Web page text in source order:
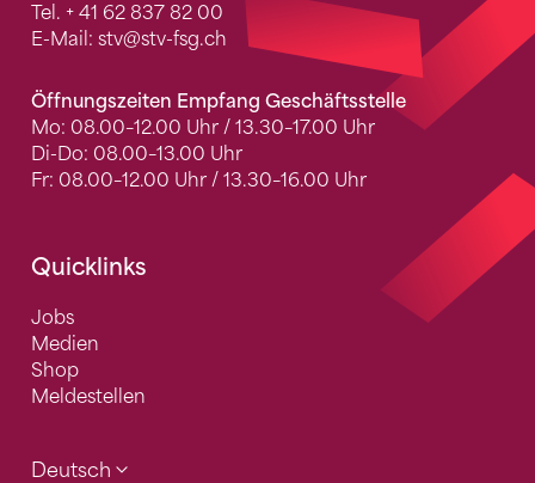
Tel. + 41 62 837 82 00
E-Mail: stv@stv-fsg.ch
Öffnungszeiten Empfang Geschäftsstelle
Mo: 08.00–12.00 Uhr / 13.30–17.00 Uhr
Di-Do: 08.00–13.00 Uhr
Fr: 08.00–12.00 Uhr / 13.30–16.00 Uhr
Quicklinks
Jobs
Medien
Shop
Meldestellen
Deutsch